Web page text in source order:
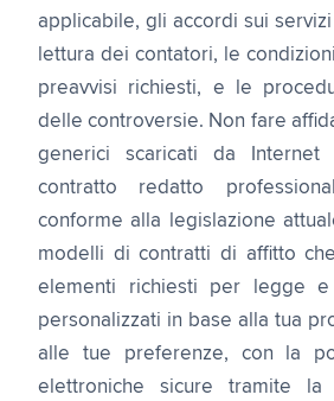
applicabile, gli accordi sui
lettura dei contatori, le
preavvisi richiesti, e le
delle controversie. Non fare
generici scaricati da
contratto redatto
conforme alla legislazione
modelli di contratti di affitto
elementi richiesti per legge e
personalizzati in base alla tua
alle tue preferenze, con la
elettroniche sicure tramite la